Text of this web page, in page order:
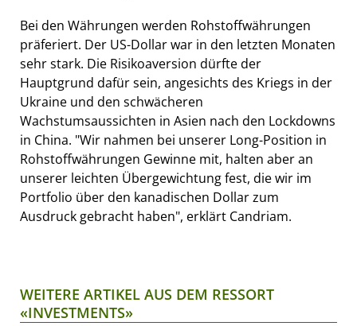
Bei den Währungen werden Rohstoffwährungen
präferiert. Der US-Dollar war in den letzten Monaten
sehr stark. Die Risikoaversion dürfte der
Hauptgrund dafür sein, angesichts des Kriegs in der
Ukraine und den schwächeren
Wachstumsaussichten in Asien nach den Lockdowns
in China. "Wir nahmen bei unserer Long-Position in
Rohstoffwährungen Gewinne mit, halten aber an
unserer leichten Übergewichtung fest, die wir im
Portfolio über den kanadischen Dollar zum
Ausdruck gebracht haben", erklärt Candriam.
WEITERE ARTIKEL AUS DEM RESSORT
«INVESTMENTS»